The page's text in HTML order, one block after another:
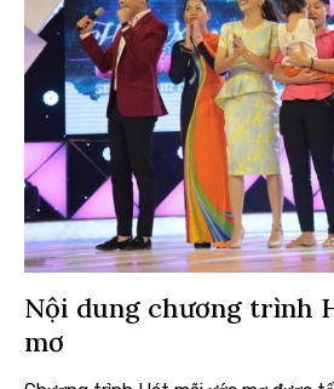
Nội dung chương trình
mơ